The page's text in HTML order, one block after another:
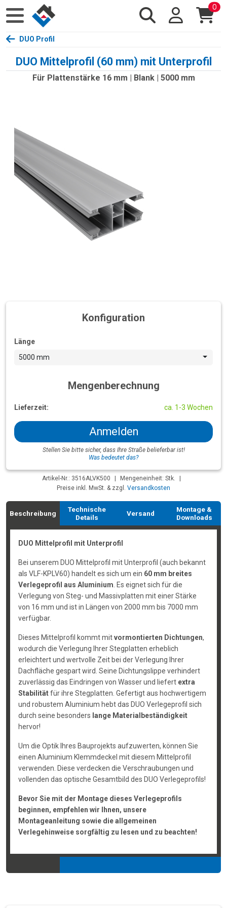
0
DUO Profil
DUO Mittelprofil (60 mm) mit Unterprofil
Für Plattenstärke 16 mm | Blank | 5000 mm
Konfiguration
Länge
5000 mm
Mengenberechnung
Lieferzeit: ca. 1-3 Wochen
Anmelden
Stellen Sie bitte sicher, dass Ihre Straße belieferbar ist!
Was bedeutet das?
Artikel-Nr.: 3516ALVK500 Mengeneinheit: Stk.
Preise inkl. MwSt. & zzgl. Versandkosten
Beschreibung
Technische
Details
Versand
Montage &
Downloads
DUO Mittelprofil mit Unterprofil
Bei unserem DUO Mittelprofil mit Unterprofil (auch bekannt
als VLF-KPLV60) handelt es sich um ein 60 mm breites
Verlegeprofil aus Aluminium . Es eignet sich für die
Verlegung von Steg- und Massivplatten mit einer Stärke
von 16 mm und ist in Längen von 2000 mm bis 7000 mm
verfügbar.
Dieses Mittelprofil kommt mitvormontierten Dichtungen,
wodurch die Verlegung Ihrer Stegplatten erheblich
erleichtert und wertvolle Zeit bei der Verlegung Ihrer
Dachfläche gespart wird. Seine Dichtungslippe verhindert
zuverlässig das Eindringen von Wasser und liefert extra
Stabilitätfür ihre Stegplatten. Gefertigt aus hochwertigem
und robustem Aluminium hebt das DUO Verlegeprofil sich
durch seine besonders lange Materialbeständigkeit
hervor!
Um die Optik Ihres Bauprojekts aufzuwerten, können Sie
einen Aluminium Klemmdeckel mit diesem Mittelprofil
verwenden. Diese verdecken die Verschraubungen und
vollenden das optische Gesamtbild des DUO Verlegeprofils!
Bevor Sie mit der Montage dieses Verlegeprofils
beginnen, empfehlen wir Ihnen, unsere
Montageanleitung sowie die allgemeinen
Verlegehinweise sorgfältig zu lesen und zu beachten!